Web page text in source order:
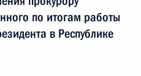
по итогам работы
в Республике